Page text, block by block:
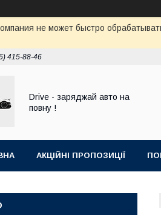
не может быстро
415-88-46
Drive - заряджай авто на
повну !
АКЦІЙНІ ПРОПОЗИЦІЇ